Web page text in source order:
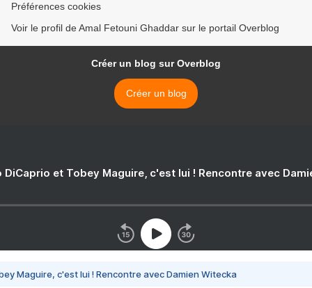
Préférences cookies
Voir le profil de Amal Fetouni Ghaddar sur le portail Overblog
Créer un blog sur Overblog
Créer un blog
DiCaprio et Tobey Maguire, c'est lui ! Rencontre avec
Maguire, c'est lui ! Rencontre avec Damien Witecka